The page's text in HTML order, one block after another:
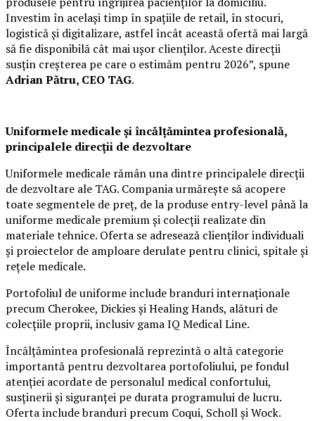
Investim în același timp în spațiile de retail, în stocuri,
logistică și digitalizare, astfel încât această ofertă mai largă
să fie disponibilă cât mai ușor clienților. Aceste direcții
susțin creșterea pe care o estimăm pentru 2026”, spune
Adrian Pătru, CEO TAG.
Uniformele medicale și încălțămintea profesională,
principalele direcții de dezvoltare
Uniformele medicale rămân una dintre principalele direcții
de dezvoltare ale TAG. Compania urmărește să acopere
toate segmentele de preț, de la produse entry-level până la
uniforme medicale premium și colecții realizate din
materiale tehnice. Oferta se adresează clienților individuali
și proiectelor de amploare derulate pentru clinici, spitale și
rețele medicale.
Portofoliul de uniforme include branduri internaționale
precum Cherokee, Dickies și Healing Hands, alături de
colecțiile proprii, inclusiv gama IQ Medical Line.
Încălțămintea profesională reprezintă o altă categorie
importantă pentru dezvoltarea portofoliului, pe fondul
atenției acordate de personalul medical confortului,
susținerii și siguranței pe durata programului de lucru.
Oferta include branduri precum Coqui, Scholl și Wock.